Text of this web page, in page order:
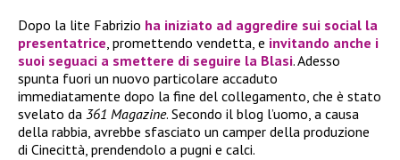
Dopo la lite Fabrizio ha iniziato ad aggredire sui social la
presentatrice, promettendo vendetta, e invitando anche i
suoi seguaci a smettere di seguire la Blasi. Adesso
spunta fuori un nuovo particolare accaduto
immediatamente dopo la fine del collegamento, che è stato
svelato da 361 Magazine. Secondo il blog l’uomo, a causa
della rabbia, avrebbe sfasciato un camper della produzione
di Cinecittà, prendendolo a pugni e calci.